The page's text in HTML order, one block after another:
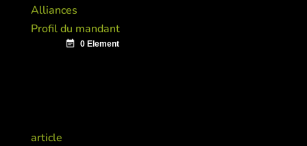
Alliances
Profil du mandant
article